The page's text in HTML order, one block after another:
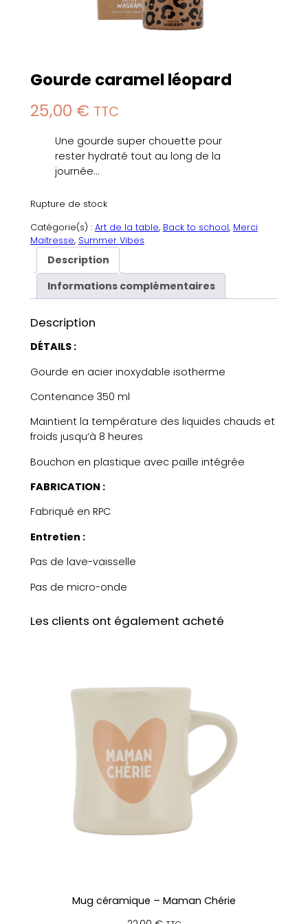
Gourde caramel léopard
25,00 € TTC
Une gourde super chouette pour
rester hydraté tout au long de la
journée…
Rupture de stock
Catégorie(s) : Art de la table, Back to school, Merci
Maitresse, Summer Vibes
Description
Informations complémentaires
Description
DÉTAILS :
Gourde en acier inoxydable isotherme
Contenance 350 ml
Maintient la température des liquides chauds et
froids jusqu’à 8 heures
Bouchon en plastique avec paille intégrée
FABRICATION :
Fabriqué en RPC
Entretien :
Pas de lave-vaisselle
Pas de micro-onde
Les clients ont également acheté
Mug céramique – Maman Chérie